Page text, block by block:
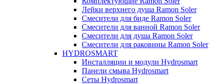
Лейки верхнего душа Ramon Soler
Смесители для биде Ramon Soler
Смесители для ванной Ramon Soler
Смесители для душа Ramon Soler
Смесители для раковины Ramon Soler
HYDROSMART
Инсталляции и модули Hydrosmart
Панели смыва Hydrosmart
Сеты Hydrosmart